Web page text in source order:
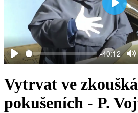
Play
-40:12
Play
Vytrvat ve
pokušeních - P.